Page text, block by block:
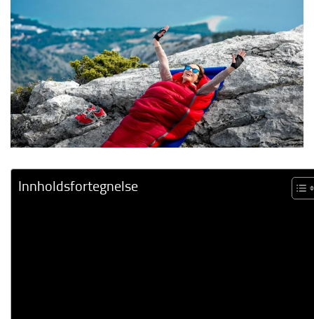
Innholdsfortegnelse